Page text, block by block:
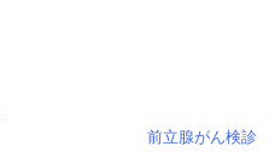
前立腺がん検診